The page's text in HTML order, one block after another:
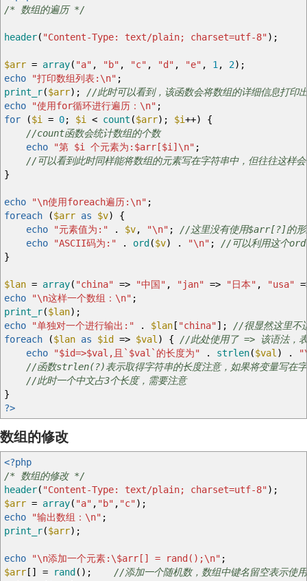
/* 数组的遍历 */
header( "Content-Type: text/plain; charset=utf-8") ;
$arr = array( "a" , "b" , "c" , "d" , "e" , 1 , 2) ;
echo
"打印数组列表: \n" ;
print_r($arr) ;
//此时可以看到，该函数会将数组的详细信息打印
echo
"使用for循环进行遍历： \n" ;
for
($i = 0; $i < count ($arr) ; $i++)
{
//count函数会统计数组的个数
echo
"第 $i 个元素为: $arr [$i ] \n" ;
//可以看到此时同样能将数组的元素写在字符串中，但往往这样
}
echo "\n使用foreach遍历: \n" ;
foreach
($arr as $v)
{
echo
"元素值为:" . $v, "\n" ;
//这里没有使用$arr[?]的形
echo
"ASCII码为:" . ord ($v) . "\n" ;
//可以利用这个
}
$lan = array( "china" => "中国" , "jan" => "日本" , "usa"
echo
"\n这样一个数组： \n" ;
print_r($lan) ;
echo
"单独对一个进行输出:" . $lan [ "china"] ;
//很显然这里不
foreach
($lan as $id => $val ) {
//此处使用了 => 该语法，
echo
"$id=>$val ,且` $val `的长度为" . strlen($val ) . "
//函数strlen(?)表示取得字符串的长度注意，如果将变量写在字
//此时一个中文占3个长度，需要注意
}
?>
数组的修改
<?php
/* 数组的修改 */
header( "Content-Type: text/plain; charset=utf-8") ;
$arr = array( "a" , "b" , "c") ;
echo
"输出数组： \n" ;
print_r($arr) ;
echo "\n添加一个元素: \$arr[] = rand();\n" ;
$arr [ ] = rand ( ) ;
//添加一个随机数，数组中键名留空表示使